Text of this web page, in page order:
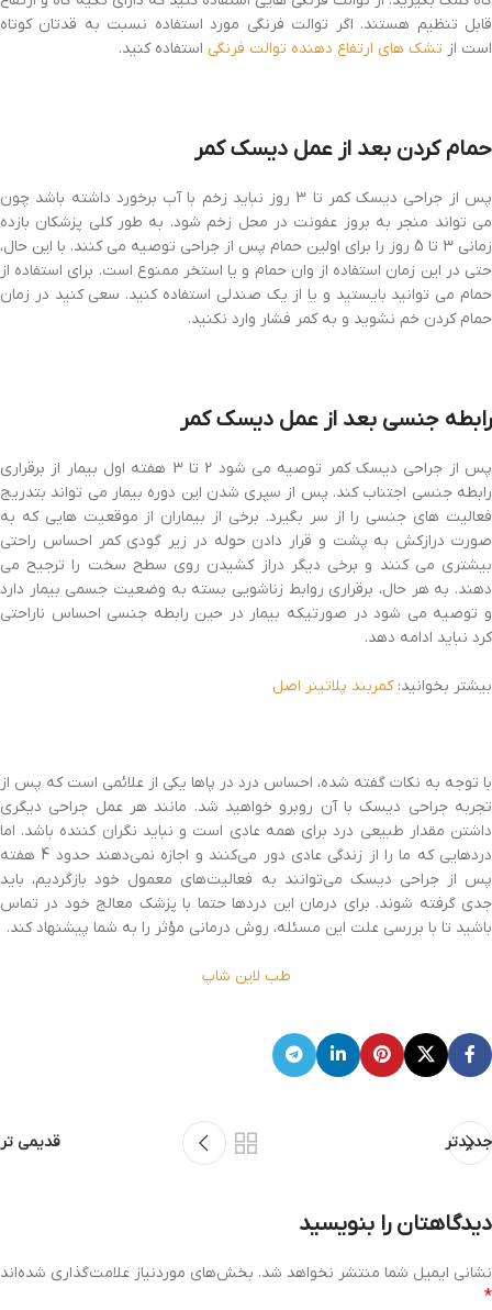
قابل تنظیم هستند. اگر توالت فرنگی مورد استفاده نسبت به قدتان کوتاه
است از تشک های ارتفاع دهنده توالت فرنگی استفاده کنید.
حمام کردن بعد از عمل دیسک کمر
پس از جراحی دیسک کمر تا 3 روز نباید زخم با آب برخورد داشته باشد چون
می تواند منجر به بروز عفونت در محل زخم شود. به طور کلی پزشکان بازده
زمانی 3 تا 5 روز را برای اولین حمام پس از جراحی توصیه می کنند. با این حال،
حتی در این زمان استفاده از وان حمام و یا استخر ممنوع است. برای استفاده از
حمام می توانید بایستید و یا از یک صندلی استفاده کنید. سعی کنید در زمان
حمام کردن خم نشوید و به کمر فشار وارد نکنید.
رابطه جنسی بعد از عمل دیسک کمر
پس از جراحی دیسک کمر توصیه می شود 2 تا 3 هفته اول بیمار از برقراری
رابطه جنسی اجتناب کند. پس از سپری شدن این دوره بیمار می تواند بتدریج
فعالیت های جنسی را از سر بگیرد. برخی از بیماران از موقعیت هایی که به
صورت درازکش به پشت و قرار دادن حوله در زیر گودی کمر احساس راحتی
بیشتری می کنند و برخی دیگر دراز کشیدن روی سطح سخت را ترجیح می
دهند. به هر حال، برقراری روابط زناشویی بسته به وضعیت جسمی بیمار دارد
و توصیه می شود در صورتیکه بیمار در حین رابطه جنسی احساس ناراحتی
کرد نباید ادامه دهد.
بیشتر بخوانید:کمربند پلاتینر اصل
با توجه به نکات گفته شده، احساس درد در پاها یکی از علائمی است که پس از
تجربه جراحی دیسک با آن روبرو خواهید شد. مانند هر عمل جراحی دیگری
داشتن مقدار طبیعی درد برای همه عادی است و نباید نگران کننده باشد. اما
دردهایی که ما را از زندگی عادی دور می‌کنند و اجازه نمی‌دهند حدود 4 هفته
پس از جراحی دیسک می‌توانند به فعالیت‌های معمول خود بازگردیم، باید
جدی گرفته شوند. برای درمان این دردها حتما با پزشک معالج خود در تماس
باشید تا با بررسی علت این مسئله، روش درمانی مؤثر را به شما پیشنهاد کند.
طب لاین شاپ
جدیدتر قدیمی تر
دیدگاهتان را بنویسید
نشانی ایمیل شما منتشر نخواهد شد. بخش‌های موردنیاز علامت‌گذاری شده‌اند
*